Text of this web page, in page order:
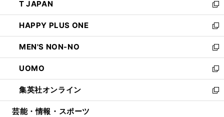
く
で
開
く
ド
ウ
で
開
く
ィ
ン
ド
ウ
で
開
く
い
ウ
ィ
ン
ド
ウ
で
開
く
T JAPAN
新
し
い
ウ
ィ
ン
ド
ウ
で
開
HAPPY PLUS ONE
新
し
い
ウ
ィ
ン
ド
ウ
MEN'S NON-NO
新
し
い
ウ
ィ
ン
UOMO
新
し
い
ウ
集英社オンライン
新
し
芸能・情報・スポーツ